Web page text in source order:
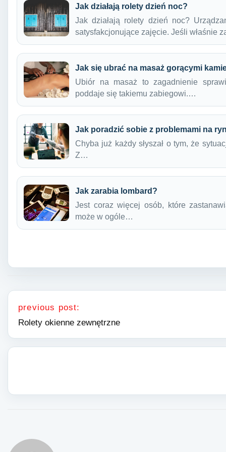
Jak działają rolety dzień noc?
Jak działają rolety dzień noc?
satysfakcjonujące zajęcie. Jeśli właśnie
Jak się ubrać na masaż gorącymi
Ubiór na masaż to zagadnienie
poddaje się takiemu zabiegowi.…
Jak poradzić sobie z problemami na
Chyba już każdy słyszał o tym, że
Z…
Jak zarabia lombard?
Jest coraz więcej osób, które
może w ogóle…
Nawigacja wpisu
previous post:
Rolety okienne zewnętrzne